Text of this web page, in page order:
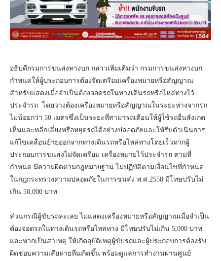
อธิบดีกรมการขนส่งทางบก กล่าวเพิ่มเติมว่า กรมการขนส่งทางบก
กำหนดให้ผู้ประกอบการต้องจัดเตรียมเครื่องหมายหรือสัญญาณ
สำหรับแสดงเมื่อจำเป็นต้องจอดรถในทางเดินรถหรือไหล่ทางไว้
ประจำรถ โดยวางต้องเครื่องหมายหรือสัญญาณในระยะห่างจากรถ
ไม่น้อยกว่า 50 เมตรซึ่งเป็นระยะที่สามารถเตือนให้ผู้ใช้รถอื่นสังเกต
เห็นและหลีกเลี่ยงหรือหยุดรถได้อย่างปลอดภัยและให้รีบดำเนินการ
แก้ไขเคลื่อนย้ายออกจากทางเดินรถหรือไหล่ทางโดยเร็วหากผู้
ประกอบการขนส่งไม่จัดเตรียม เครื่องหมายไว้ประจำรถ ตามที่
กำหนด มีความผิดตามกฎหมายฐาน ไม่ปฏิบัติตามเงื่อนไขที่กำหนด
ในกฎกระทรวงความปลอดภัยในการขนส่ง พ.ศ.2558 มีโทษปรับไม่
เกิน 50,000 บาท
ส่วนกรณีผู้ขับรถละเลย ไม่แสดงเครื่องหมายหรือสัญญาณเมื่อจำเป็น
ต้องจอดรถในทางเดินรถหรือไหล่ทาง มีโทษปรับไม่เกิน 5,000 บาท
และหากเป็นสาเหตุ ให้เกิดอุบัติเหตุผู้ขับรถและผู้ประกอบการต้องรับ
ผิดชอบความเสียหายที่ฌกิดขึ้น พร้อมดูแลการทำงานผ่านศูนย์